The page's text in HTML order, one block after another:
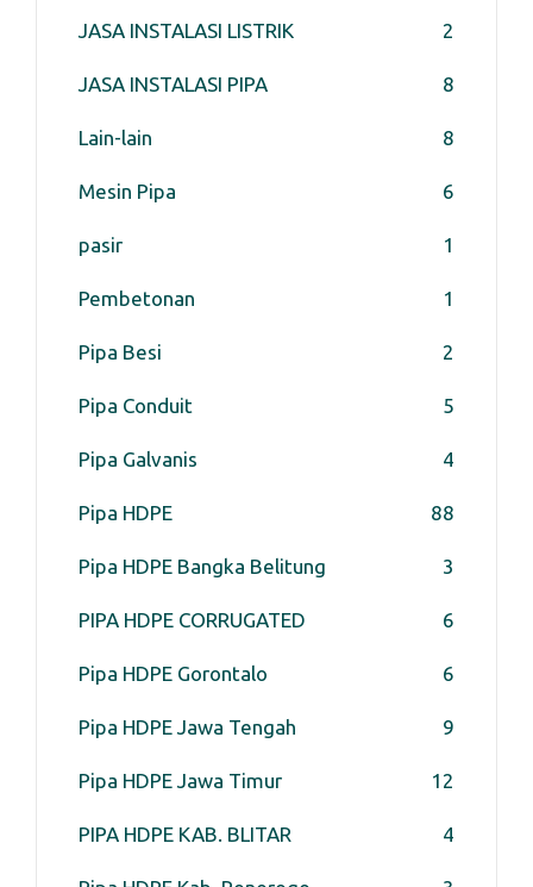
JASA INSTALASI LISTRIK 2
JASA INSTALASI PIPA 8
Lain-lain 8
Mesin Pipa 6
pasir 1
Pembetonan 1
Pipa Besi 2
Pipa Conduit 5
Pipa Galvanis 4
Pipa HDPE 88
Pipa HDPE Bangka Belitung 3
PIPA HDPE CORRUGATED 6
Pipa HDPE Gorontalo 6
Pipa HDPE Jawa Tengah 9
Pipa HDPE Jawa Timur 12
PIPA HDPE KAB. BLITAR 4